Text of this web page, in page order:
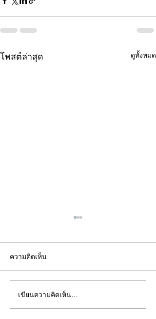
โพสต์ล่าสุด ดูทั้งหมด
คอลัมน์"จับชีพจรวงการ
พระ"ประจำพุธที่ 29
ความคิดเห็น
เขียนความคิดเห็น…